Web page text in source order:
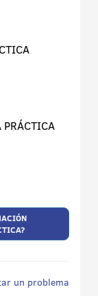
PRÁCTICA
un problema